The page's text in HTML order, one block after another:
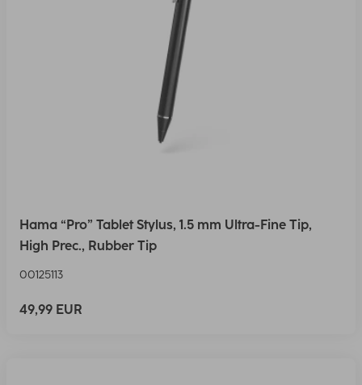
Hama “Pro” Tablet Stylus, 1.5 mm Ultra-Fine Tip,
High Prec., Rubber Tip
00125113
49,99 EUR